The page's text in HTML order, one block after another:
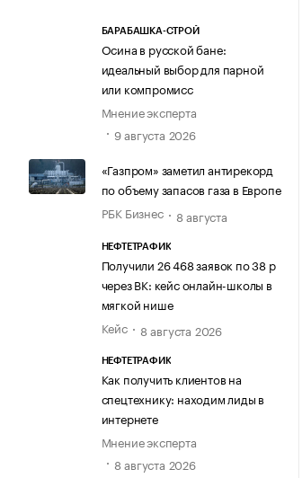
БАРАБАШКА-СТРОЙ
Осина в русской бане:
идеальный выбор для парной
или компромисс
Мнение эксперта
9 августа 2026
«Газпром» заметил антирекорд
по объему запасов газа в Европе
РБК Бизнес
8 августа
НЕФТЕТРАФИК
Получили 26 468 заявок по 38 р
через ВК: кейс онлайн-школы в
мягкой нише
Кейс
8 августа 2026
НЕФТЕТРАФИК
Как получить клиентов на
спецтехнику: находим лиды в
интернете
Мнение эксперта
8 августа 2026